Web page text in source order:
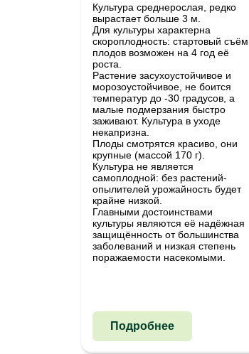
Культура среднерослая, редко
вырастает больше 3 м.
Для культуры характерна
скороплодность: стартовый съём
плодов возможен на 4 год её
роста.
Растение засухоустойчивое и
морозоустойчивое, не боится
температур до -30 градусов, а
малые подмерзания быстро
заживают. Культура в уходе
некапризна.
Плоды смотрятся красиво, они
крупные (массой 170 г).
Культура не является
самоплодной: без растений-
опылителей урожайность будет
крайне низкой.
Главными достоинствами
культуры являются её надёжная
защищённость от большинства
заболеваний и низкая степень
поражаемости насекомыми.
Подробнее